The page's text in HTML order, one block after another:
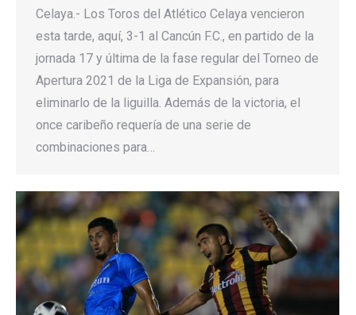
Celaya.- Los Toros del Atlético Celaya vencieron
esta tarde, aquí, 3-1 al Cancún F.C., en partido de la
jornada 17 y última de la fase regular del Torneo de
Apertura 2021 de la Liga de Expansión, para
eliminarlo de la liguilla. Además de la victoria, el
once caribeño requería de una serie de
combinaciones para…